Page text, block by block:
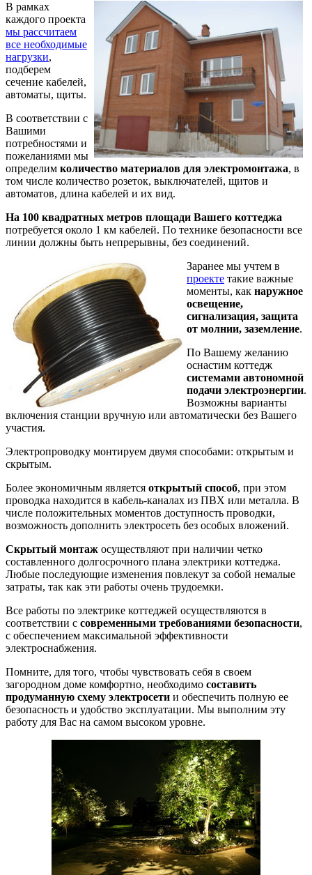
В рамках
каждого проекта
мы рассчитаем
все необходимые
нагрузки,
подберем
сечение кабелей,
автоматы, щиты.
В соответствии с
Вашими
потребностями и
пожеланиями мы
определим количество материалов для электромонтажа, в
том числе количество розеток, выключателей, щитов и
автоматов, длина кабелей и их вид.
На 100 квадратных метров площади Вашего коттеджа
потребуется около 1 км кабелей. По технике безопасности все
линии должны быть непрерывны, без соединений.
Заранее мы учтем в
проекте такие важные
моменты, как наружное
освещение,
сигнализация, защита
от молнии, заземление.
По Вашему желанию
оснастим коттедж
системами автономной
подачи электроэнергии.
Возможны варианты
включения станции вручную или автоматически без Вашего
участия.
Электропроводку монтируем двумя способами: открытым и
скрытым.
Более экономичным является открытый способ, при этом
проводка находится в кабель-каналах из ПВХ или металла. В
числе положительных моментов доступность проводки,
возможность дополнить электросеть без особых вложений.
Скрытый монтаж осуществляют при наличии четко
составленного долгосрочного плана электрики коттеджа.
Любые последующие изменения повлекут за собой немалые
затраты, так как эти работы очень трудоемки.
Все работы по электрике коттеджей осуществляются в
соответствии с современными требованиями безопасности,
с обеспечением максимальной эффективности
электроснабжения.
Помните, для того, чтобы чувствовать себя в своем
загородном доме комфортно, необходимо составить
продуманную схему электросети и обеспечить полную ее
безопасность и удобство эксплуатации. Мы выполним эту
работу для Вас на самом высоком уровне.